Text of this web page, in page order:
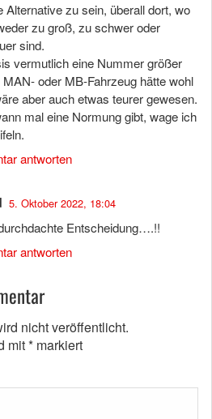
Alternative zu sein, überall dort, wo
zu groß, zu schwer oder
sind.
vermutlich eine Nummer größer
oder MB-Fahrzeug hätte wohl
aber auch etwas teurer gewesen.
mal eine Normung gibt, wage ich
antworten
5. Oktober 2022, 18:04
Entscheidung….!!
antworten
nicht veröffentlicht.
mit* markiert